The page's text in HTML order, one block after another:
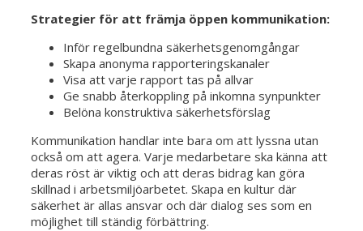
Strategier för att främja öppen kommunikation:
Inför regelbundna säkerhetsgenomgångar
Skapa anonyma rapporteringskanaler
Visa att varje rapport tas på allvar
Ge snabb återkoppling på inkomna synpunkter
Belöna konstruktiva säkerhetsförslag
Kommunikation handlar inte bara om att lyssna utan
också om att agera. Varje medarbetare ska känna att
deras röst är viktig och att deras bidrag kan göra
skillnad i arbetsmiljöarbetet. Skapa en kultur där
säkerhet är allas ansvar och där dialog ses som en
möjlighet till ständig förbättring.